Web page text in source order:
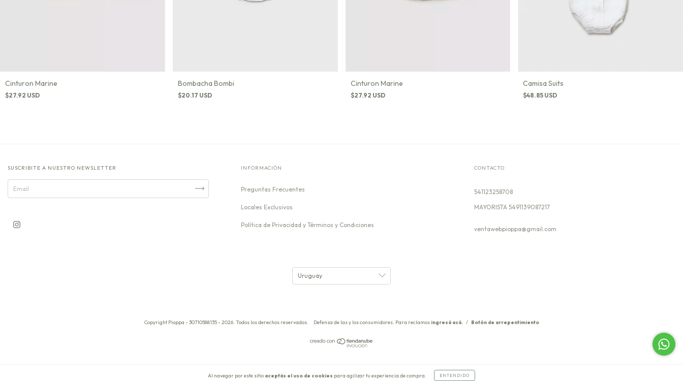
Al navegar por este sitio aceptás el uso de cookies para agilizar tu experiencia de compra. ENTENDIDO
Cinturon Marine
$27.92 USD
Bombacha Bombi
$20.17 USD
Cinturon Marine
$27.92 USD
Camisa Suits
$48.85 USD
SUSCRIBITE A NUESTRO NEWSLETTER INFORMACIÓN
Preguntas Frecuentes
Locales Exclusivos
Política de Privacidad y Términos y Condiciones
CONTACTO
541123258708
ventawebpioppa@gmail.com
Copyright Pioppa - 30710588135 - 2026. Todos los derechos reservados. Defensa de las y los consumidores. Para reclamos ingresá acá. / Botón de arrepentimiento